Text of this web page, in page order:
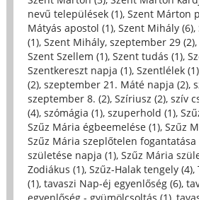
nevű települések (1), Szent Márton
Mátyás apostol (1), Szent Mihály (6),
(1), Szent Mihály, szeptember 29 (2),
Szent Szellem (1), Szent tudás (1),
Szentkereszt napja (1), Szentlélek (1)
(2), szeptember 21. Máté napja (2),
szeptember 8. (2), Szíriusz (2), szív
(4), szómágia (1), szuperhold (1),
Szűz Mária égbeemelése (1), Szűz
Szűz Mária szeplőtelen fogantatása
születése napja (1), Szűz Mária
Zodiákus (1), Szűz-Halak tengely (4),
(1), tavaszi Nap-éj egyenlőség (6),
egyenlőség - gyümölcsoltás (1),